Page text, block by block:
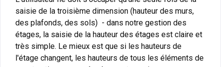
saisie de la troisième dimension (hauteur des murs,
des plafonds, des sols) - dans notre gestion des
étages, la saisie de la hauteur des étages est claire et
très simple. Le mieux est que si les hauteurs de
l'étage changent, les hauteurs de tous les éléments de